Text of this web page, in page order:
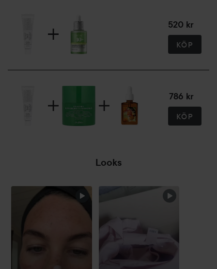
520 kr
KÖP
786 kr
KÖP
Looks
HOPPA ÖVER SEKTIONEN